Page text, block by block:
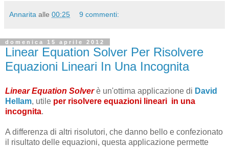
Annarita alle 00:25 9 commenti:
domenica 15 aprile 2012
Linear Equation Solver Per Risolvere
Equazioni Lineari In Una Incognita
Linear Equation Solverè un'ottima applicazione di David
Hellam, utile per risolvere equazioni lineari in una
incognita.
A differenza di altri risolutori, che danno bello e confezionato
il risultato delle equazioni, questa applicazione permette